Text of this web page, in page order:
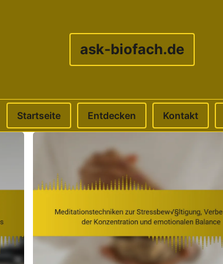
ask-biofach.de
Startseite Entdecken Kontakt